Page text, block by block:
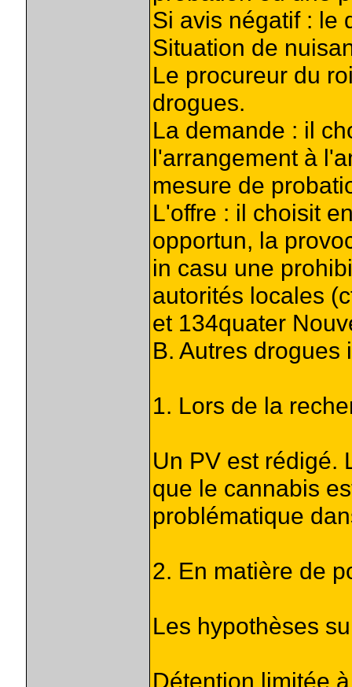
Si avis négatif : le
Situation de
Le procureur du
drogues.
La demande : il
l'arrangement à
mesure de
L'offre : il choisit
opportun, la
in casu une
autorités locales
et 134quater
B. Autres drogues
1. Lors de la
Un PV est rédigé.
que le cannabis
problématique
2. En matière de
Les hypothèses
Détention limitée